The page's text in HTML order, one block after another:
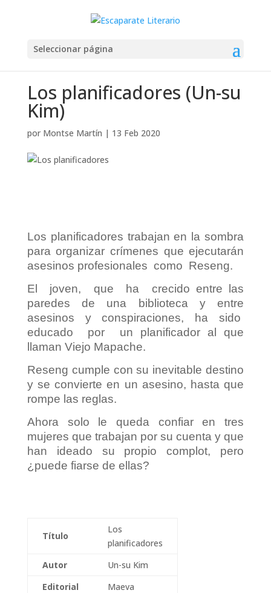
Seleccionar página
Los planificadores (Un-su
Kim)
por Montse Martín | 13 Feb 2020
Los planificadores trabajan en la sombra
para organizar crímenes que ejecutarán
asesinos profesionales como Reseng.
El joven, que ha crecido entre las
paredes de una biblioteca y entre
asesinos y conspiraciones, ha sido
educado por un planificador al que
llaman Viejo Mapache.
Reseng cumple con su inevitable destino
y se convierte en un asesino, hasta que
rompe las reglas.
Ahora solo le queda confiar en tres
mujeres que trabajan por su cuenta y que
han ideado su propio complot, pero
¿puede fiarse de ellas?
Título
Los
planificadores
Autor
Un-su Kim
Editorial
Maeva